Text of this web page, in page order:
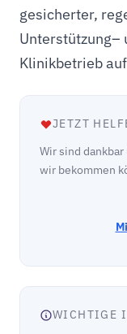
gesicherter,
Unterstützung–
Klinikbetrieb
JETZT
Wir sind
wir bekommen
WICHTIGE